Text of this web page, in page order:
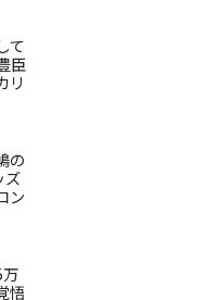
て
臣
リ
の
ズ
ン
万
悟